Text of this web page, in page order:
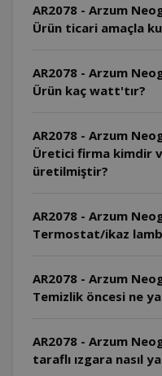
AR2078 - Arzum
Ürün ticari amaçla
AR2078 - Arzum
Ürün kaç watt'tır?
AR2078 - Arzum
Üretici firma kimdir
üretilmiştir?
AR2078 - Arzum
Termostat/ikaz
AR2078 - Arzum
Temizlik öncesi ne
AR2078 - Arzum
taraflı ızgara nasıl